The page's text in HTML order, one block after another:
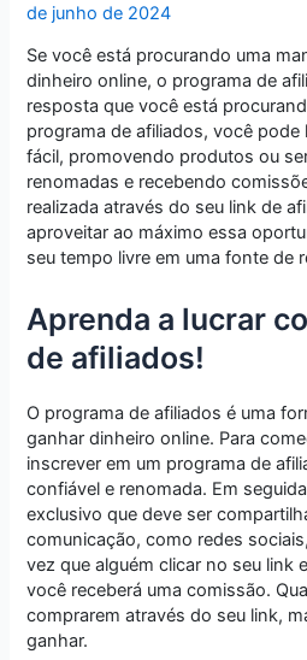
de junho de 2024
Se você está procurando uma
dinheiro online, o programa de
resposta que você está
programa de afiliados, você pode
fácil, promovendo produtos ou
renomadas e recebendo
realizada através do seu link de
aproveitar ao máximo essa
seu tempo livre em uma fonte de
Aprenda a lucrar
de afiliados!
O programa de afiliados é uma
ganhar dinheiro online. Para
inscrever em um programa de
confiável e renomada. Em
exclusivo que deve ser
comunicação, como redes
vez que alguém clicar no seu link
você receberá uma comissão.
comprarem através do seu link,
ganhar.